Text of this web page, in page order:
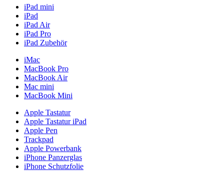
iPad mini
iPad
iPad Air
iPad Pro
iPad Zubehör
iMac
MacBook Pro
MacBook Air
Mac mini
MacBook Mini
Apple Tastatur
Apple Tastatur iPad
Apple Pen
Trackpad
Apple Powerbank
iPhone Panzerglas
iPhone Schutzfolie